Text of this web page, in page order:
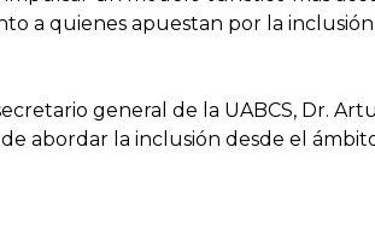
a quienes apuestan por la
general de la UABCS, Dr.
abordar la inclusión desde el